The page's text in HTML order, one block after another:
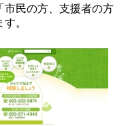
市民の方、支援者の方
。